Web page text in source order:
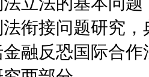
衔接问题研究
融反恐国际合